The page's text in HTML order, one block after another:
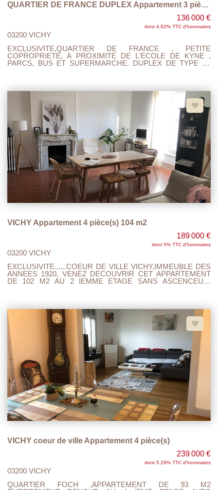
QUARTIER DE FRANCE DUPLEX Appartement 3 pièce(s)
136 000 €
dont 4.62% TTC d'honoraires
03200 VICHY
EXCLUSIVITE,QUARTIER DE FRANCE , PETITE
COPROPRIETE, A PROXIMITE DE L'ECOLE DE KYNE ,
PARCS, BUS ET SUPERMARCHE. DUPLEX DE TYPE F3
MANSARDEES AINSI QU'A LA SALLE DE DOUCHE AVEC
TOILETTE ET BUANDERIE. PAS DE PROCEDURES EN
COURS...AUCUN TRAVAUX A PREVOIRS DIAGNOSTICS :
D. TRES LUMINEUX AU CALME... A VISITER.........
VICHY Appartement 4 pièce(s) 104 m2
189 000 €
dont 5% TTC d'honoraires
03200 VICHY
EXCLUSIVITE......COEUR DE VILLE VICHY,IMMEUBLE DES
ANNEES 1920, VENEZ DECOUVRIR CET APPARTEMENT
DE 102 M2 AU 2 IEMME ETAGE SANS ASCENCEUR,
CUISINE.NOMBREUX PLACARDS.DOUBLE VITRAGE, GAZ
DE VILLE (chaudière récente) AVEC LA POSSIBILTE D'ETRE
VENDU ENTIEREMENT MEUBLE TOUS COMMERCES ,
BUS, OPERA, PARCS................ A VISITER .... FAIRE
OFFRE...
VICHY coeur de ville Appartement 4 pièce(s)
239 000 €
dont 5.29% TTC d'honoraires
03200 VICHY
QUARTIER FOCH ,APPARTEMENT DE 93 M2